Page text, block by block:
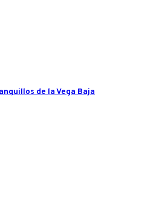
de la Vega Baja